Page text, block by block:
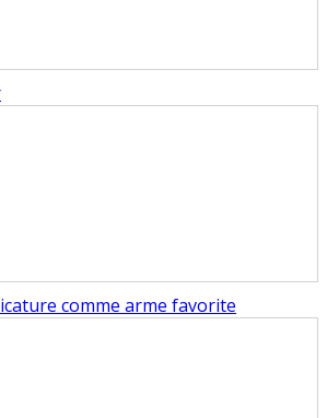
comme arme favorite